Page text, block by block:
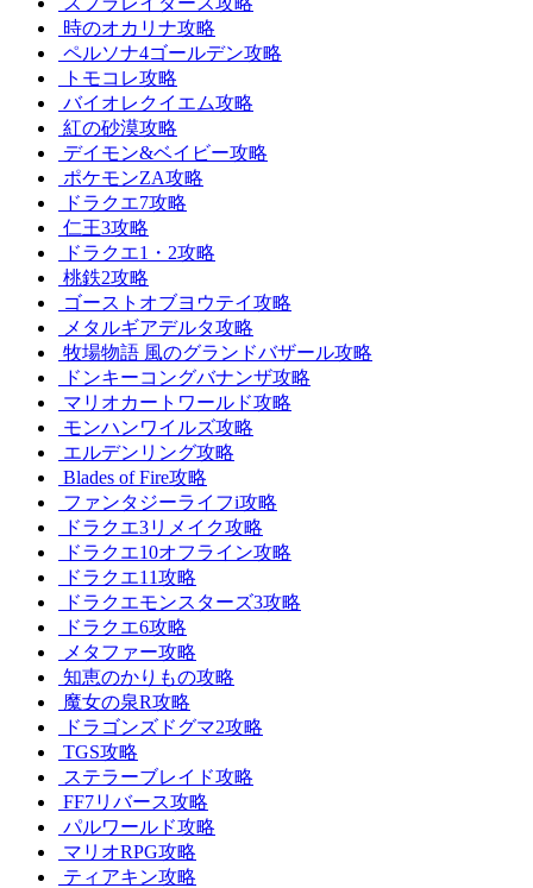
時のオカリナ攻略
ペルソナ4ゴールデン攻略
トモコレ攻略
バイオレクイエム攻略
紅の砂漠攻略
デイモン&ベイビー攻略
ポケモンZA攻略
ドラクエ7攻略
仁王3攻略
ドラクエ1・2攻略
桃鉄2攻略
ゴーストオブヨウテイ攻略
メタルギアデルタ攻略
牧場物語 風のグランドバザール攻略
ドンキーコングバナンザ攻略
マリオカートワールド攻略
モンハンワイルズ攻略
エルデンリング攻略
Blades of Fire攻略
ファンタジーライフi攻略
ドラクエ3リメイク攻略
ドラクエ10オフライン攻略
ドラクエ11攻略
ドラクエモンスターズ3攻略
ドラクエ6攻略
メタファー攻略
知恵のかりもの攻略
魔女の泉R攻略
ドラゴンズドグマ2攻略
TGS攻略
ステラーブレイド攻略
FF7リバース攻略
パルワールド攻略
マリオRPG攻略
ティアキン攻略